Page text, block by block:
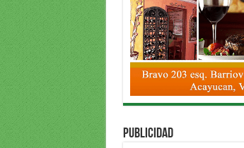
PUBLICIDAD